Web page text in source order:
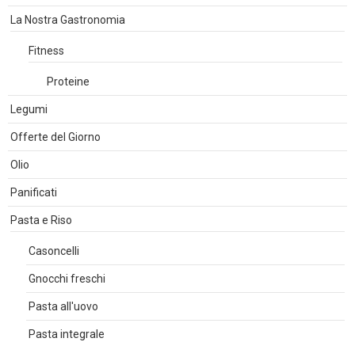
La Nostra Gastronomia
Fitness
Proteine
Legumi
Offerte del Giorno
Olio
Panificati
Pasta e Riso
Casoncelli
Gnocchi freschi
Pasta all'uovo
Pasta integrale